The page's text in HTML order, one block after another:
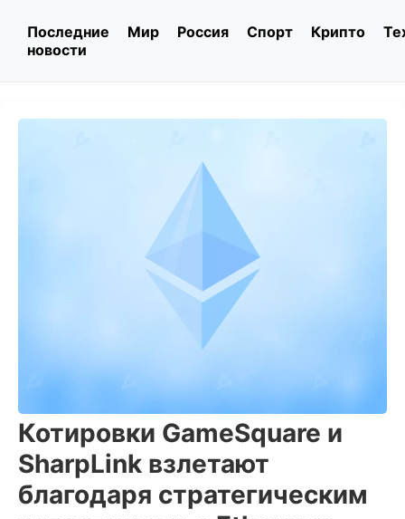
Последние
новости
Мир Россия Спорт Крипто
Котировки GameSquare и
SharpLink взлетают
благодаря стратегическим